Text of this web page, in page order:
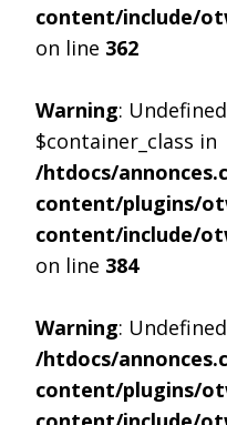
content/include/
on line 362
Warning:
$container_class in
/htdocs/
content/plugins/
content/include/
on line 384
Warning:
/htdocs/
content/plugins/